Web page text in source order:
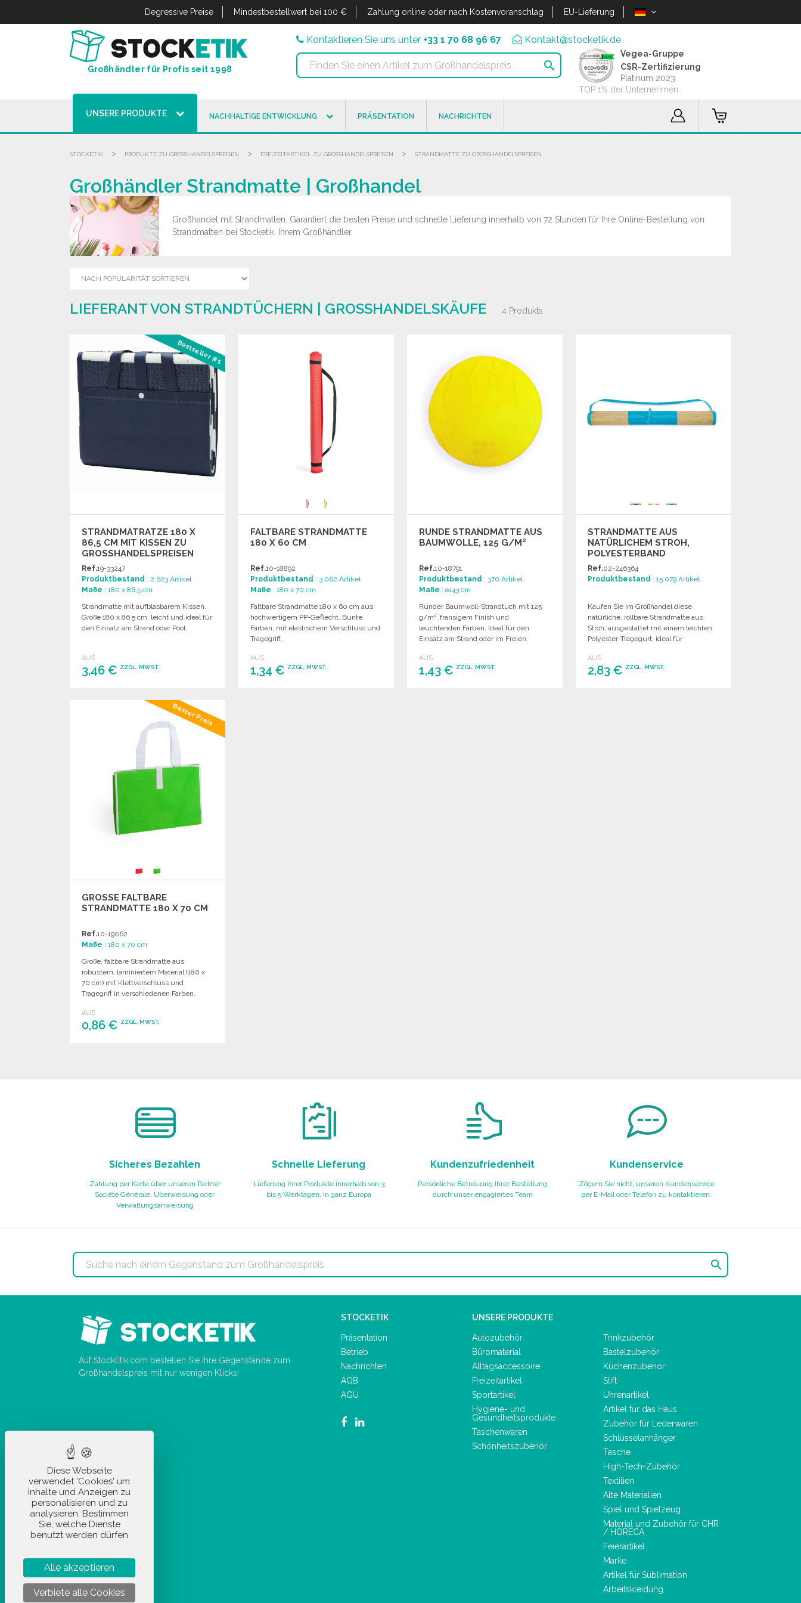
Degressive Preise Mindestbestellwert bei 100 € Zahlung online oder nach Kostenvoranschlag EU-Lieferung
Großhändler für Profis seit 1998
Kontaktieren Sie uns unter +33 1 70 68 96 67 Kontakt@stocketik.de

Vegea-Gruppe
CSR-Zertifizierung
Platinum 2023
TOP 1% der Unternehmen
UNSERE PRODUKTE NACHHALTIGE ENTWICKLUNG PRÄSENTATION NACHRICHTEN
STOCKETIK > PRODUKTE ZU GROSSHANDELSPREISEN > FREIZEITARTIKEL ZU GROSSHANDELSPREISEN > STRANDMATTE ZU GROSSHANDELSPREISEN
Großhändler Strandmatte | Großhandel
Großhandel mit Strandmatten. Garantiert die besten Preise und schnelle Lieferung innerhalb von 72 Stunden für Ihre Online-Bestellung von
Strandmatten bei Stocketik, Ihrem Großhändler.
LIEFERANT VON STRANDTÜCHERN | GROSSHANDELSKÄUFE 4 Produkts
Bestseller #1
STRANDMATRATZE 180 X
86,5 CM MIT KISSEN ZU
GROSSHANDELSPREISEN
Ref.19-33247
Produktbestand : 2 623 Artikel
Maße : 180 x 86.5 cm
Strandmatte mit aufblasbarem Kissen,
Größe 180 x 86,5 cm, leicht und ideal für
den Einsatz am Strand oder Pool.
AUS
3,46 € ZZGL. MWST.
Angebot anfordern
FALTBARE STRANDMATTE
180 X 60 CM
Ref.10-18892
Produktbestand : 3 062 Artikel
Maße : 180 x 70 cm
Faltbare Strandmatte 180 x 60 cm aus
hochwertigem PP-Geflecht. Bunte
Farben, mit elastischem Verschluss und
Tragegriff.
AUS
1,34 € ZZGL. MWST.
RUNDE STRANDMATTE AUS
BAUMWOLLE, 125 G/M²
Ref.10-18791
Produktbestand : 370 Artikel
Maße : ø143 cm
Runder Baumwoll-Strandtuch mit 125
g/m², fransigem Finish und
leuchtenden Farben. Ideal für den
Einsatz am Strand oder im Freien.
AUS
1,43 € ZZGL. MWST.
STRANDMATTE AUS
NATÜRLICHEM STROH,
POLYESTERBAND
Ref.02-246364
Produktbestand : 15 079 Artikel
Kaufen Sie im Großhandel diese
natürliche, rollbare Strandmatte aus
Stroh, ausgestattet mit einem leichten
Polyester-Tragegurt, ideal für
AUS
2,83 € ZZGL. MWST.
Bester Preis
GROSSE FALTBARE S
TRANDMATTE 180 X 70 CM
Ref.10-19062
Maße : 180 x 70 cm
Große, faltbare Strandmatte aus
robustem, laminiertem Material (180 x
70 cm) mit Klettverschluss und
Tragegriff in verschiedenen Farben.
AUS
0,86 € ZZGL. MWST.
Sicheres Bezahlen
Zahlung per Karte über unseren Partner
Société Générale, Überweisung oder
Verwaltungsanweisung
Schnelle Lieferung
Lieferung Ihrer Produkte innerhalb von 3
bis 5 Werktagen, in ganz Europa
Kundenzufriedenheit
Persönliche Betreuung Ihrer Bestellung
durch unser engagiertes Team
Kundenservice
Zögern Sie nicht, unseren Kundenservice
per E-Mail oder Telefon zu kontaktieren.

Auf StockEtik.com bestellen Sie Ihre Gegenstände zum
Großhandelspreis mit nur wenigen Klicks!
STOCKETIK
Präsentation
Betrieb
Nachrichten
AGB
AGU
UNSERE PRODUKTE
Autozubehör
Büromaterial
Alltagsaccessoire
Freizeitartikel
Sportartikel
Hygiene- und
Gesundheitsprodukte
Taschenwaren
Schönheitszubehör
Trinkzubehör
Bastelzubehör
Küchenzubehör
Stift
Uhrenartikel
Artikel für das Haus
Zubehör für Lederwaren
Schlüsselanhänger
Tasche
High-Tech-Zubehör
Textilien
Alte Materialien
Spiel und Spielzeug
Material und Zubehör für CHR
/ HORECA
Feierartikel
Marke
Artikel für Sublimation
Arbeitskleidung
Diese Webseite
verwendet 'Cookies' um
Inhalte und Anzeigen zu
personalisieren und zu
analysieren. Bestimmen
Sie, welche Dienste
benutzt werden dürfen
Alle akzeptieren
Verbiete alle Cookies